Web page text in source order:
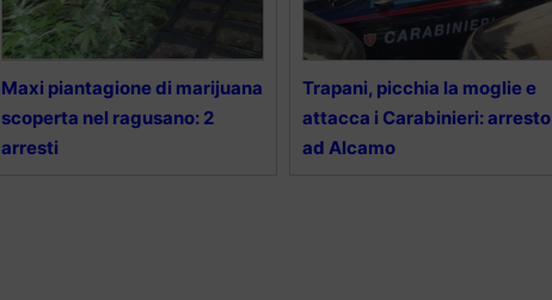
Maxi piantagione di marijuana
scoperta nel ragusano: 2
arresti
Trapani, picchia la moglie e
attacca i Carabinieri: arresto
ad Alcamo